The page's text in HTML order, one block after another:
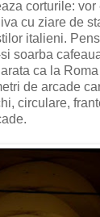
corturile: vor
cu ziare de
italieni.
soarba
ca la
de arcade
circulare,